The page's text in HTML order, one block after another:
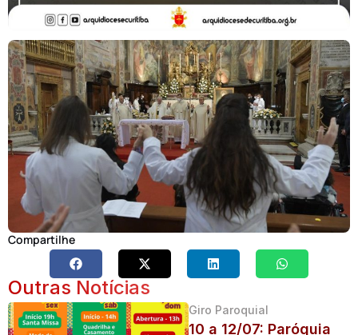
Compartilhe
Outras Notícias
Giro Paroquial
10 a 12/07: Paróquia